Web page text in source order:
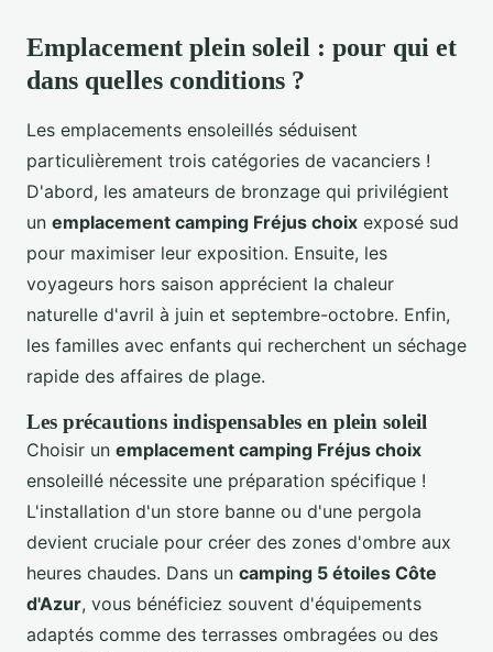
Emplacement plein soleil : pour qui et
dans quelles conditions ?
Les emplacements ensoleillés séduisent
particulièrement trois catégories de vacanciers !
D'abord, les amateurs de bronzage qui privilégient
un emplacement camping Fréjus choix exposé sud
pour maximiser leur exposition. Ensuite, les
voyageurs hors saison apprécient la chaleur
naturelle d'avril à juin et septembre-octobre. Enfin,
les familles avec enfants qui recherchent un séchage
rapide des affaires de plage.
Les précautions indispensables en plein soleil
Choisir un emplacement camping Fréjus choix
ensoleillé nécessite une préparation spécifique !
L'installation d'un store banne ou d'une pergola
devient cruciale pour créer des zones d'ombre aux
heures chaudes. Dans un camping 5 étoiles Côte
d'Azur, vous bénéficiez souvent d'équipements
adaptés comme des terrasses ombragées ou des